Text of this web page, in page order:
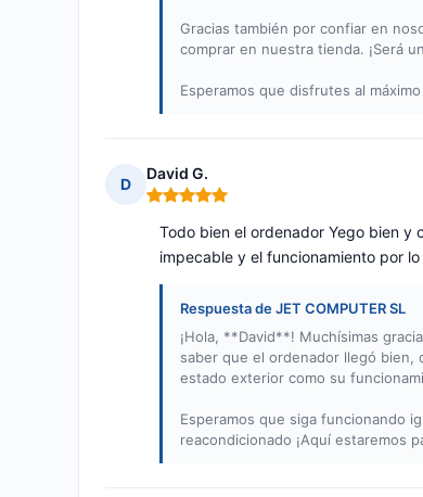
Gracias también por confiar en
comprar en nuestra tienda. ¡Será
Esperamos que disfrutes al
D
David G.
Nota: 5 de 5
Todo bien el ordenador Yego bien y
impecable y el funcionamiento por
Respuesta de JET COMPUTER SL
¡Hola, **David**! Muchísimas
saber que el ordenador llegó
estado exterior como su
Esperamos que siga funcionando
reacondicionado ¡Aquí estaremos